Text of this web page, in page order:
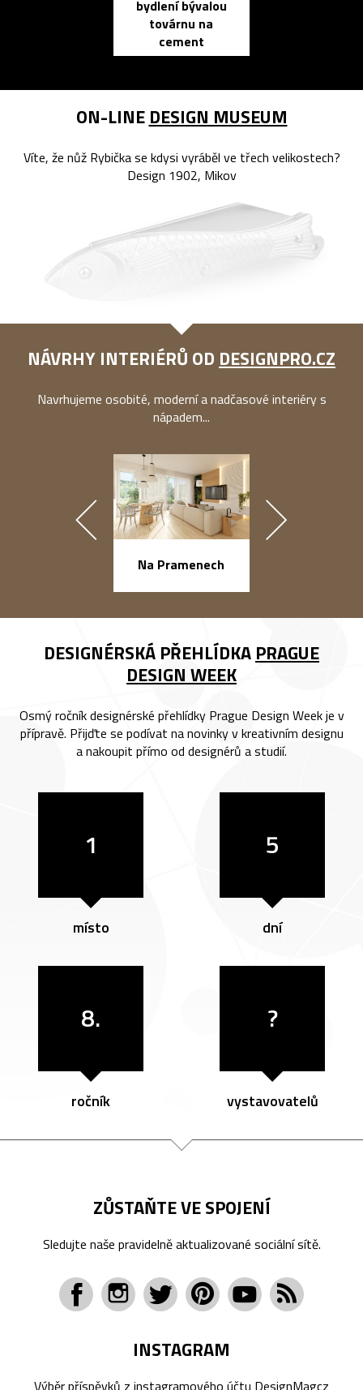
bydlení bývalou
továrnu na
cement
ON-LINE DESIGN MUSEUM
Víte, že nůž Rybička se kdysi vyráběl ve třech velikostech?
Design 1902, Mikov
NÁVRHY INTERIÉRŮ OD DESIGNPRO.CZ
Navrhujeme osobité, moderní a nadčasové interiéry s
nápadem...
Na Pramenech
DESIGNÉRSKÁ PŘEHLÍDKA PRAGUE
DESIGN WEEK
Osmý ročník designérské přehlídky Prague Design Week je v
přípravě. Přijďte se podívat na novinky v kreativním designu
a nakoupit přímo od designérů a studií.
1
místo
5
dní
8.
ročník
?
vystavovatelů
ZŮSTAŇTE VE SPOJENÍ
Sledujte naše pravidelně aktualizované sociální sítě.
INSTAGRAM
Výběr příspěvků z instagramového účtu DesignMagcz